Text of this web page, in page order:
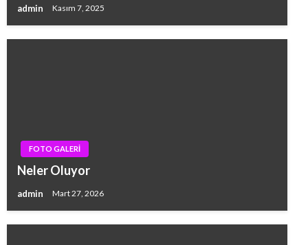
admin Kasım 7, 2025
FOTO GALERİ
Neler Oluyor
admin Mart 27, 2026